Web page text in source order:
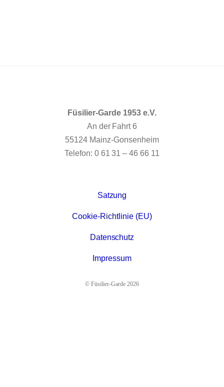
Füsilier-Garde 1953 e.V.
An der Fahrt 6
55124 Mainz-Gonsenheim
Telefon: 0 61 31 – 46 66 11
Satzung
Cookie-Richtlinie (EU)
Datenschutz
Impressum
© Füsilier-Garde 2026